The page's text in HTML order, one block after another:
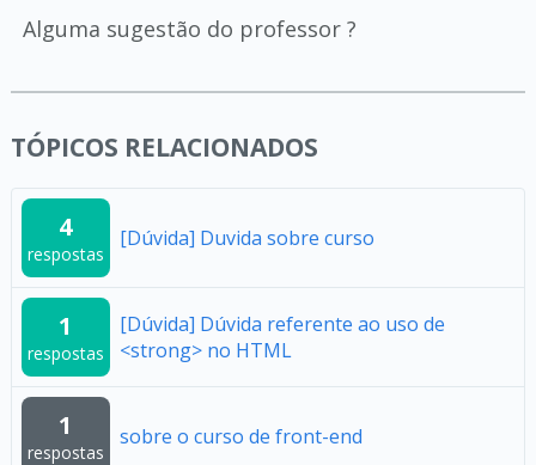
Alguma sugestão do professor ?
TÓPICOS RELACIONADOS
4
respostas
[Dúvida] Duvida sobre curso
1
respostas
[Dúvida] Dúvida referente ao uso de
<strong> no HTML
1
respostas
sobre o curso de front-end